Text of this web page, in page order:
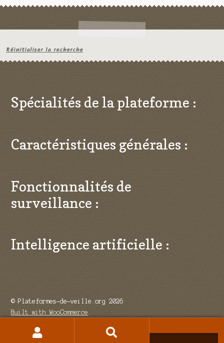
Réinitialiser la recherche
Spécialités de la plateforme :
Caractéristiques générales :
Fonctionnalités de
surveillance :
Intelligence artificielle :
© Plateformes-de-veille.org 2026
Built with WooCommerce
Recherche